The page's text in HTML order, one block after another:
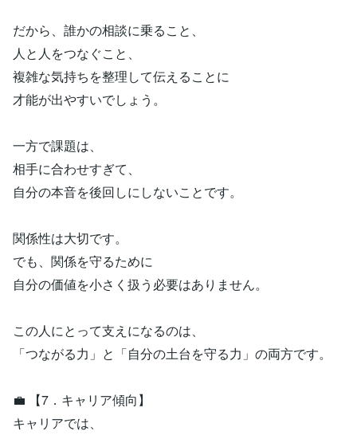
だから、誰かの相談に乗ること、
人と人をつなぐこと、
複雑な気持ちを整理して伝えることに
才能が出やすいでしょう。
一方で課題は、
相手に合わせすぎて、
自分の本音を後回しにしないことです。
関係性は大切です。
でも、関係を守るために
自分の価値を小さく扱う必要はありません。
この人にとって支えになるのは、
「つながる力」と「自分の土台を守る力」の両方です。
💼 【7．キャリア傾向】
キャリアでは、